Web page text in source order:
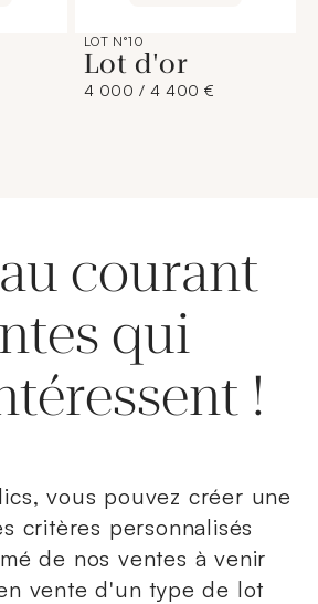
LOT N°10
Lot d'or
4 000 / 4 400 €
courant
qui
!
vous pouvez créer une
critères personnalisés
de nos ventes à venir
vente d'un type de lot